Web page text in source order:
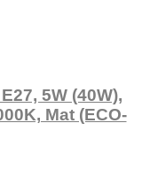
5W (40W),
Mat (ECO-